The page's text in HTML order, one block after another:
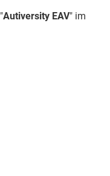
"Autiversity EAV" im